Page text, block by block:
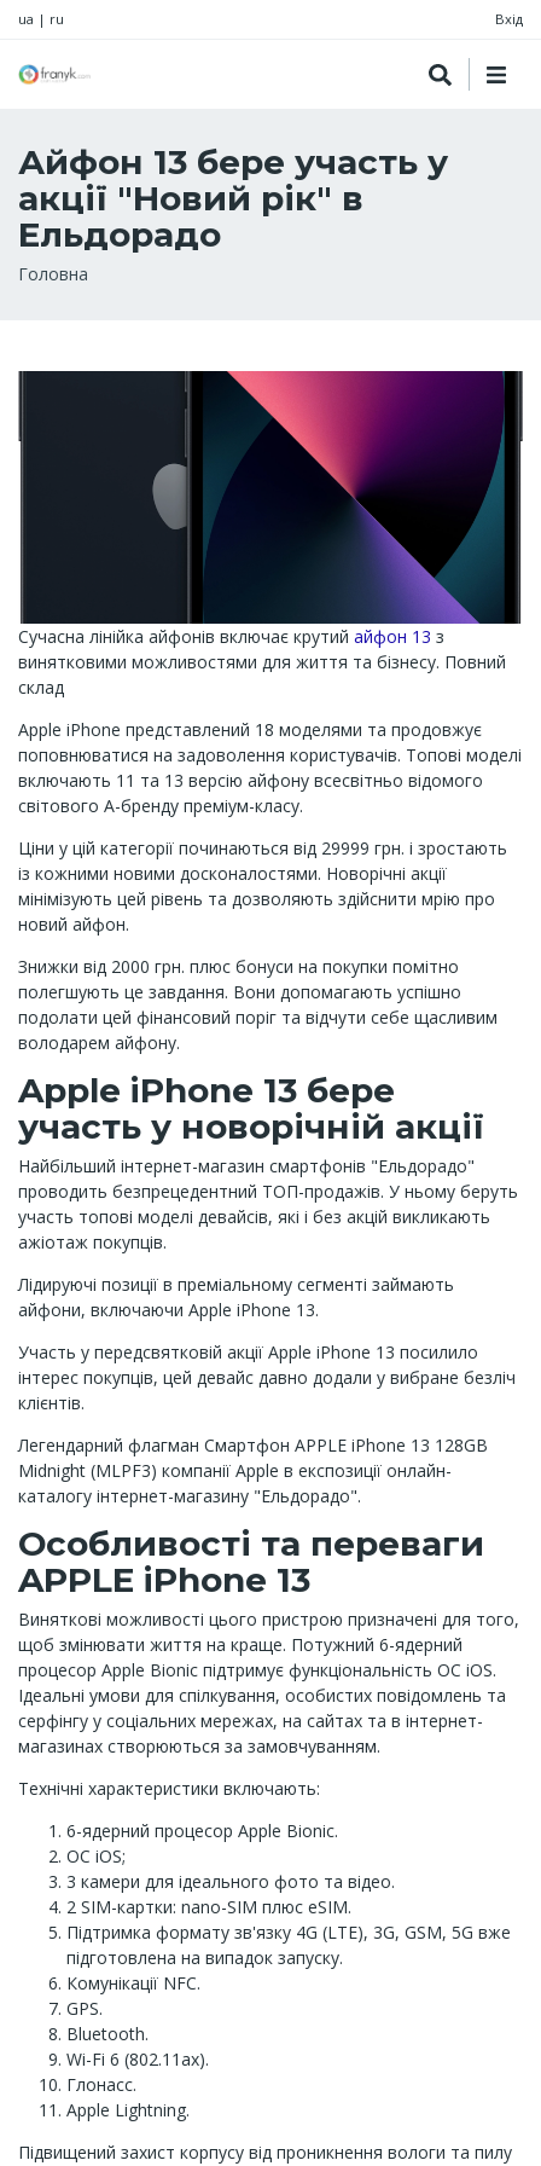
ua | ru Вхід
Айфон 13 бере участь у
акції "Новий рік" в
Ельдорадо
Рядок
Головна
Сучасна лінійка айфонів включає крутий айфон 13 з
винятковими можливостями для життя та бізнесу. Повний
склад
Apple iPhone представлений 18 моделями та продовжує
поповнюватися на задоволення користувачів. Топові моделі
включають 11 та 13 версію айфону всесвітньо відомого
світового А-бренду преміум-класу.
Ціни у цій категорії починаються від 29999 грн. і зростають
із кожними новими досконалостями. Новорічні акції
мінімізують цей рівень та дозволяють здійснити мрію про
новий айфон.
Знижки від 2000 грн. плюс бонуси на покупки помітно
полегшують це завдання. Вони допомагають успішно
подолати цей фінансовий поріг та відчути себе щасливим
володарем айфону.
Apple iPhone 13 бере
участь у новорічній акції
Найбільший інтернет-магазин смартфонів "Ельдорадо"
проводить безпрецедентний ТОП-продажів. У ньому беруть
участь топові моделі девайсів, які і без акцій викликають
ажіотаж покупців.
Лідируючі позиції в преміальному сегменті займають
айфони, включаючи Apple iPhone 13.
Участь у передсвятковій акції Apple iPhone 13 посилило
інтерес покупців, цей девайс давно додали у вибране безліч
клієнтів.
Легендарний флагман Смартфон APPLE iPhone 13 128GB
Midnight (MLPF3) компанії Apple в експозиції онлайн-
каталогу інтернет-магазину "Ельдорадо".
Особливості та переваги
APPLE iPhone 13
Виняткові можливості цього пристрою призначені для того,
щоб змінювати життя на краще. Потужний 6-ядерний
процесор Apple Bionic підтримує функціональність ОС iOS.
Ідеальні умови для спілкування, особистих повідомлень та
серфінгу у соціальних мережах, на сайтах та в інтернет-
магазинах створюються за замовчуванням.
Технічні характеристики включають:
6-ядерний процесор Apple Bionic.
ОС iOS;
3 камери для ідеального фото та відео.
2 SIM-картки: nano-SIM плюс eSIM.
Підтримка формату зв'язку 4G (LTE), 3G, GSM, 5G вже
підготовлена ​​на випадок запуску.
Комунікації NFC.
GPS.
Bluetooth.
Wi-Fi 6 (802.11ax).
Глонасс.
Apple Lightning.
Підвищений захист корпусу від проникнення вологи та пилу